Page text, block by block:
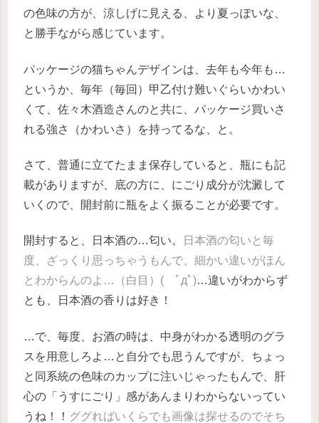
の色味の方が、涼しげに見える、より夏っぽいな、
と勝手ながら感じています。
パッケージの猫ちゃんデザインは、去年も今年も…
というか、毎年（毎回）甲乙付け難いぐらいかわい
くて、佐々木酒造さんのと共に、パッケージ買いさ
れる強さ（かわいさ）を持ってるな、と。
さて、普通に立てたまま保存していると、瓶にも記
載がありますが、底の方に、にごり成分が沈澱して
いくので、開封前に瓶をよく振ることが必要です。
開封すると、日本酒の…匂い。
日本酒の匂いと毎
度、ざっくり思っちゃうもんで、細かい違いがほん
とわからんのよ…（白目）( ﾟдﾟ)…違いがわからず
とも、日本酒の香りは好き！
…で、毎度、お酒の時は、中身がわかる透明のグラ
スを用意しろよ…と自分でも思うんですが、ちょっ
と同系統の色味のカップに注いじゃったもんで、肝
心の「うすにごり」感があんまりわからないってい
うね！！ ググればいくらでも画像は探せるのでそち